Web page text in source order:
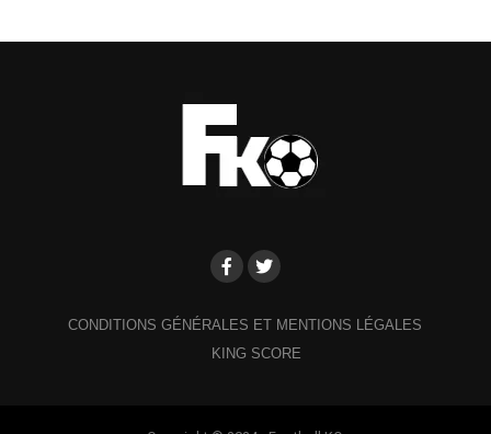
CONDITIONS GÉNÉRALES ET MENTIONS LÉGALES
KING SCORE